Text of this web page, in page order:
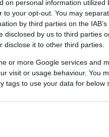
on personal information utilized
your opt-out. You may
by third parties on the
disclosed by us to third parties
disclose it to other third parties.
or more Google services and
visit or usage behaviour. You
tags to use your data for below